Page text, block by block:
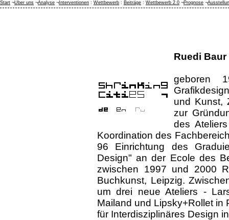
Ruedi Baur
geboren
und Kunst,
zur
des
Koordination des
96 Einrichtung des
Design" an der Ecole des
zwischen 1997 und 2000
Buchkunst, Leipzig.
um drei neue Ateliers -
Mailand und Lipsky+Rollet in
für Interdisziplinäres Design
Start ¬Über uns ¬Analyse ¬ Interventionen : Wettbewerb : Beiträge : Wettbewerb 2.0 ¬Prognose ¬